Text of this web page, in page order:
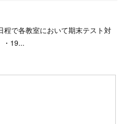
程で各教室において期末テスト対
・19...